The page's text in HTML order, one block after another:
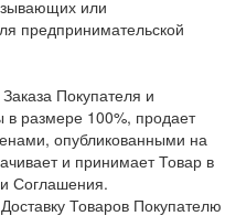
или
предпринимательской
Покупателя и
в размере 100%, продает
опубликованными на
и принимает Товар в
Соглашения.
Товаров Покупателю